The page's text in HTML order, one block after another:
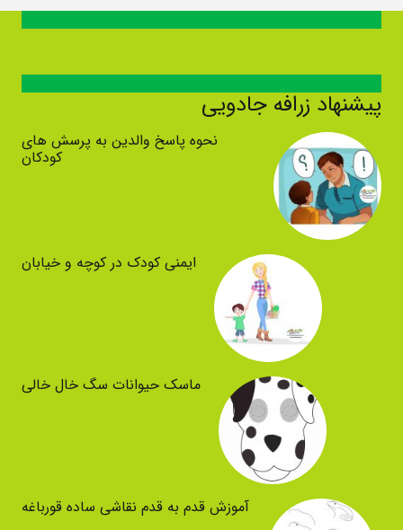
پیشنهاد زرافه جادویی
نحوه پاسخ والدین به پرسش های
کودکان
ایمنی کودک در کوچه و خیابان
ماسک حیوانات سگ خال خالی
آموزش قدم به قدم نقاشی ساده قورباغه